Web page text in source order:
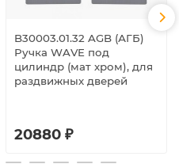
B30003.01.32 AGB (АГБ)
Ручка WAVE под
цилиндр (мат хром), для
раздвижных дверей
20880 ₽